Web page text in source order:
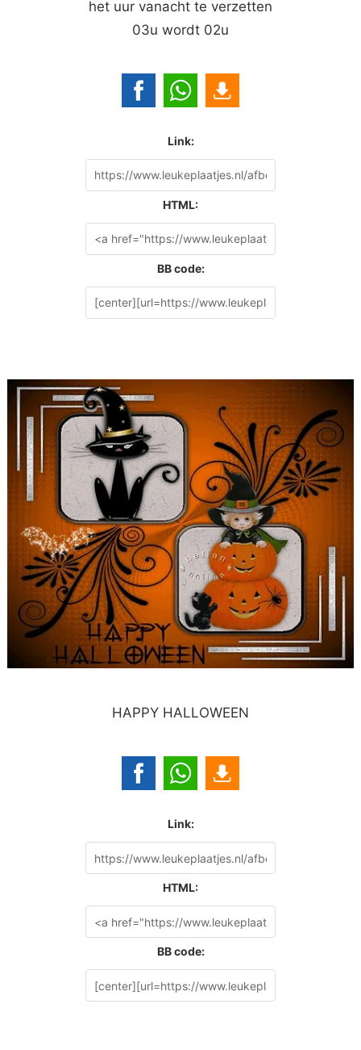
het uur vanacht te verzetten
03u wordt 02u
Link:
HTML:
BB code:
HAPPY HALLOWEEN
Link:
HTML:
BB code: